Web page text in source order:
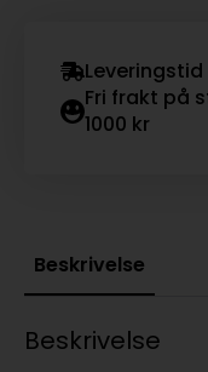
Fri frakt på
1000 kr
Beskrivelse
Beskrivelse